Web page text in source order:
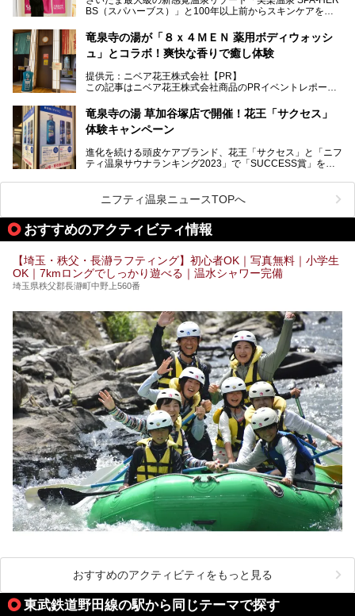
ウナ"施設で、男女別のお風呂のほか、水着やサウナ着で楽
ど、ユニークなポイントがいっぱい！
オープン前取材に行ってきましたので、早速どこより詳しく
紹介しちゃいます！
BS（スパハーブス）」と100年以上前からスキンケアを考
読者モデルやインスタグラマーとして活躍している、美容＆
スパ大好きの畑瀬愛さんと取材してきました。
提供元：ニベア花王株式会社【PR】
この記事はニベア花王株式会社商品のPRイベントレポート
竜泉寺の湯が「８ｘ４ＭＥＮ 薬用ボディウォッシ
ュ」とコラボ！爽快な香りで癒し体験
提供元：ニベア花王株式会社【PR】
この記事はニベア花王株式会社商品のPRイベントレポート
ーーー
注目のボディウォッシュアイテム「８ｘ４ＭＥＮ 薬用ボデ
全国総合2位にランクインした人気温浴施設「竜泉寺の湯 草
加谷塚店」がコラボイベントを期間限定で開催中ということ
気になるその内容をチェックしてきました！
竜泉寺の湯 草加谷塚店で開催！花王「サクセス」
体験キャンペーン
進化を続ける頭皮ケアブランド、花王「サクセス」と「ニフ
ティ温泉サウナランキング2023」で「SUCCESS賞」を獲
ベントを開催。
早速訪問し、気になるその内容を取材してきました！
───
提供元：花王株式会社【PR】
す。
ニフティ温泉ニュースTOPへ
おすすめのアクティビティ情報
【埼玉・秩父・長瀞ラフティング】初心者OK｜写真無料｜小学生
OK｜7kmロングでしっかり遊べる｜温水シャワー完備
埼玉県秩父郡長瀞町中野上560番
おすすめのアクティビティをもっと見る
東武鉄道野田線の駅から同じテーマで探す